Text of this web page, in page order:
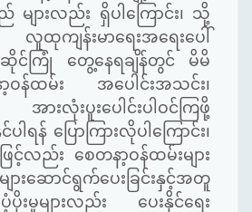
များလည်း ရှိပါကြောင်း၊ သို့
ျန်းမာရေးအရေးပေါ်
င်ကြုံ တွေ့နေရချိန်တွင် မိမိ
ထမ်း အပေါင်းအသင်း၊
ားလုံးပူးပေါင်းပါဝင်ကြဖို့
ပါရန် ပြောကြားလိုပါကြောင်း၊
င့်လည်း စေတနာ့ဝန်ထမ်းများ
ဆောင်ရွက်ပေးခြင်းနှင့်အတူ
များလည်း ပေးနိုင်ရေး